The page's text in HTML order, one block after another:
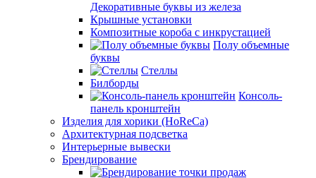
Декоративные буквы из железа
Крышные установки
Композитные короба с инкрустацией
Полу объемные
буквы
Стеллы
Билборды
Консоль-
панель кронштейн
Изделия для хорики (HoReCa)
Архитектурная подсветка
Интерьерные вывески
Брендирование